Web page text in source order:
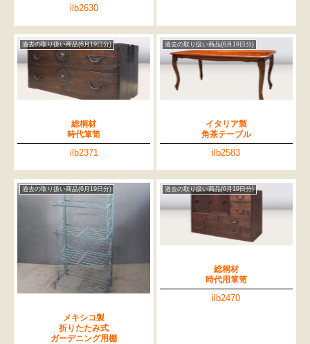
ilb2630
過去の取り扱い商品(6月19日分)
総桐材
時代箪笥
ilb2371
過去の取り扱い商品(6月19日分)
イタリア製
角茶テーブル
ilb2583
過去の取り扱い商品(6月19日分)
メキシコ製
折りたたみ式
ガーデニング用棚
過去の取り扱い商品(6月19日分)
総桐材
時代用箪笥
ilb2470